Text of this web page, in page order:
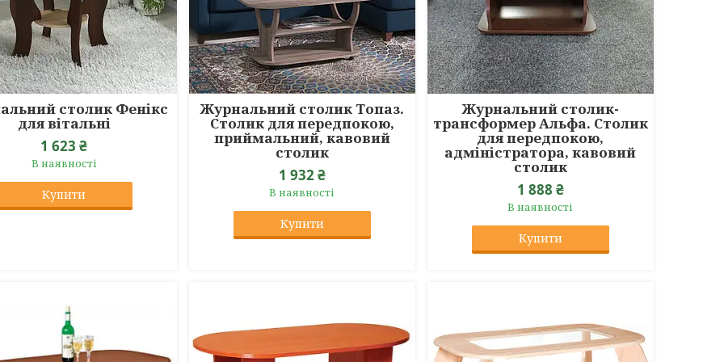
столик Фенікс
для вітальні
1 623 ₴
В наявності
Купити
Журнальний столик Топаз.
Столик для передпокою,
приймальний, кавовий
столик
1 932 ₴
В наявності
Купити
Журнальний столик-
трансформер Альфа. Столик
для передпокою,
адміністратора, кавовий
столик
1 888 ₴
В наявності
Купити